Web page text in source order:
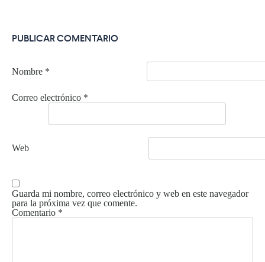
PUBLICAR COMENTARIO
Nombre *
Correo electrónico *
Web
Guarda mi nombre, correo electrónico y web en este navegador
para la próxima vez que comente.
Comentario *